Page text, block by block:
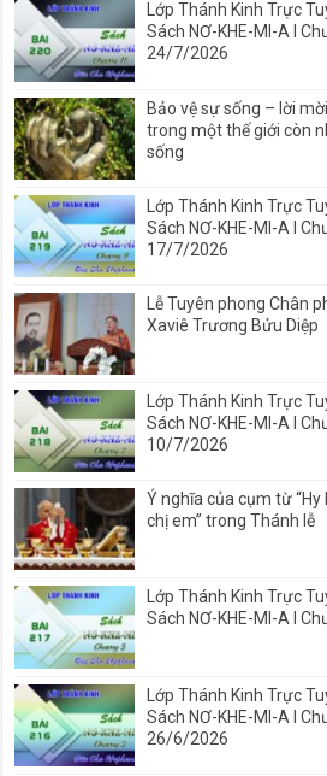
Lớp Thánh Kinh Trực
Sách NƠ-KHE-MI-A I
24/7/2026
Bảo vệ sự sống – lời
trong một thế giới còn
sống
Lớp Thánh Kinh Trực
Sách NƠ-KHE-MI-A I
17/7/2026
Lễ Tuyên phong Chân
Xaviê Trương Bửu Diệp
Lớp Thánh Kinh Trực
Sách NƠ-KHE-MI-A I
10/7/2026
Ý nghĩa của cụm từ
chị em” trong Thánh lễ
Lớp Thánh Kinh Trực
Sách NƠ-KHE-MI-A I
Lớp Thánh Kinh Trực
Sách NƠ-KHE-MI-A I
26/6/2026